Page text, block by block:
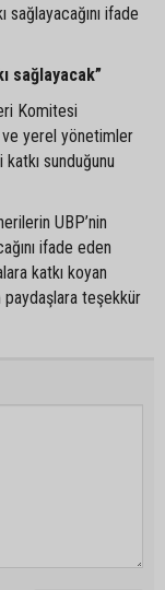
sağlayacağını ifade
sağlayacak”
Komitesi
ve yerel yönetimler
sunduğunu
UBP’nin
ifade eden
katkı koyan
paydaşlara teşekkür